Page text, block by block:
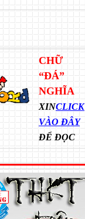
CHỮ
“ĐÁ”
NGHĨA
XINCLICK
VÀO ĐÂY
ĐỂ ĐỌC